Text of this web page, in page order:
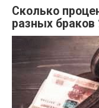
Сколько
разных браков